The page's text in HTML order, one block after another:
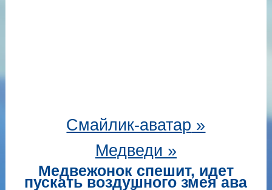
Смайлик-аватар »
Медведи »
Медвежонок спешит, идет
пускать воздушного змея ава